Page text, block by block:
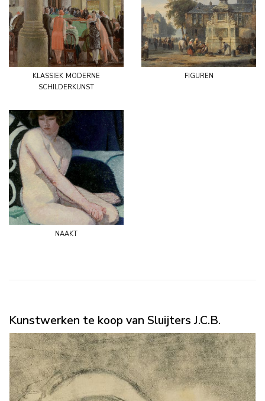
klassiek moderne
schilderkunst
figuren
naakt
Kunstwerken te koop van Sluijters J.C.B.